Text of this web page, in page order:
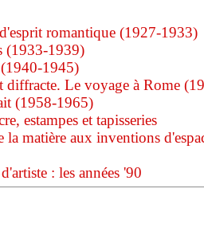
romantique (1927-1933)
(1933-1939)
1945)
diffracte. Le voyage à Rome
(1958-1965)
estampes et tapisseries
matière aux inventions
: les années '90